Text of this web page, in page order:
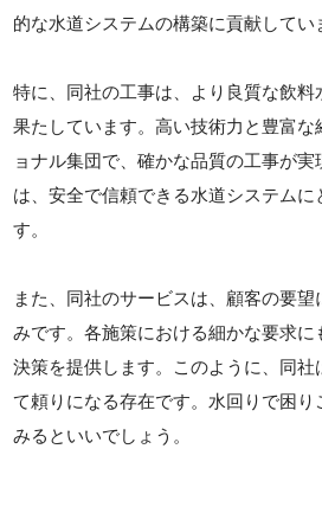
的な水道システムの構築に貢献してい
特に、同社の工事は、より良質な飲料
果たしています。高い技術力と豊富な
ョナル集団で、確かな品質の工事が
は、安全で信頼できる水道システム
す。
また、同社のサービスは、顧客の要
みです。各施策における細かな要求
決策を提供します。このように、同社
て頼りになる存在です。水回りで困り
みるといいでしょう。